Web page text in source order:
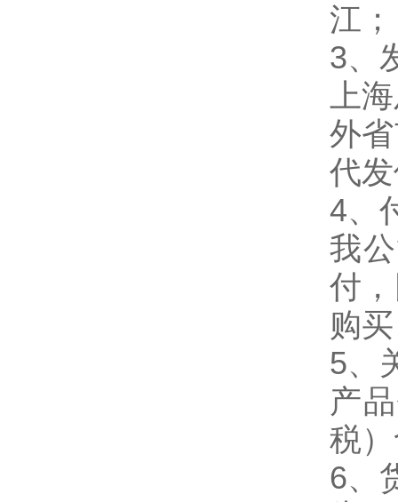
江；
3、
上
外
代
4、
我
付
购
5、
产
税
6、